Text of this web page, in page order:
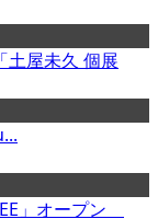
土屋未久 個展
」オープン